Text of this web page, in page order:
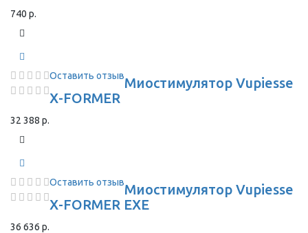
740 р.
Оставить отзывМиостимулятор Vupiesse
X-FORMER
32 388 р.
Оставить отзывМиостимулятор Vupiesse
X-FORMER EXE
36 636 р.